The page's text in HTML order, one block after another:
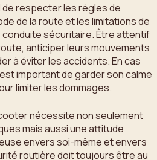
respecter les règles de
de la route et les limitations de
sécuritaire. Être attentif
anticiper leurs mouvements
à éviter les accidents. En cas
est important de garder son calme
limiter les dommages.
nécessite non seulement
mais aussi une attitude
envers soi-même et envers
routière doit toujours être au